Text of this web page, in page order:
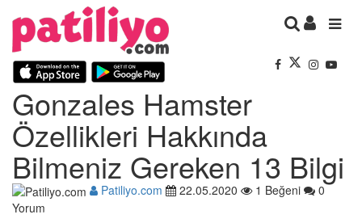
Gonzales Hamster
Özellikleri Hakkında
Bilmeniz Gereken 13 Bilgi
Patiliyo.com 22.05.2020 1 Beğeni
0
Yorum